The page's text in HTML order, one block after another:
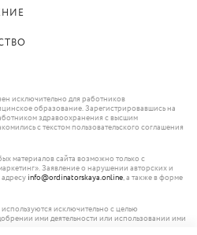
исключительно для работников
образование. Зарегистрировавшись на
здравоохранения с высшим
с текстом пользовательского соглашения
материалов сайта возможно только с
Заявление о нарушении авторских и
info@ordinatorskaya.online, а также в форме
исключительно с целью
ими деятельности или использовании ими